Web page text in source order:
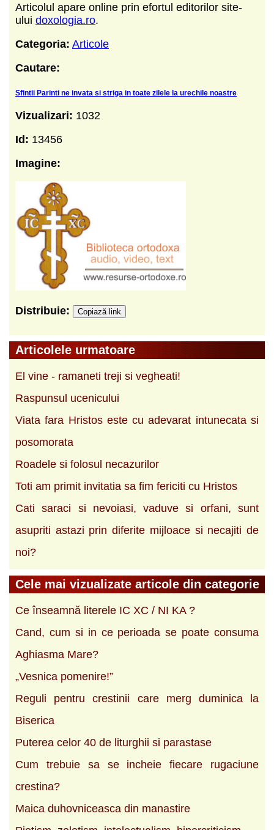
Articolul apare online prin efortul editorilor site-
ului doxologia.ro.
Categoria: Articole
Cautare:
Sfintii Parinti ne invata si striga in toate zilele la urechile noastre
Vizualizari: 1032
Id: 13456
Imagine:
Distribuie: Copiază link
Articolele urmatoare
El vine - ramaneti treji si vegheati!
Raspunsul ucenicului
Viata fara Hristos este cu adevarat intunecata si
posomorata
Roadele si folosul necazurilor
Toti am primit invitatia sa fim fericiti cu Hristos
Cati saraci si nevoiasi, vaduve si orfani, sunt
asupriti astazi prin diferite mijloace si necajiti de
noi?
Cele mai vizualizate articole din categorie
Ce înseamnă literele IC XC / NI KA ?
Cand, cum si in ce perioada se poate consuma
Aghiasma Mare?
„Vesnica pomenire!”
Reguli pentru crestinii care merg duminica la
Biserica
Puterea celor 40 de liturghii si parastase
Cum trebuie sa se incheie fiecare rugaciune
crestina?
Maica duhovniceasca din manastire